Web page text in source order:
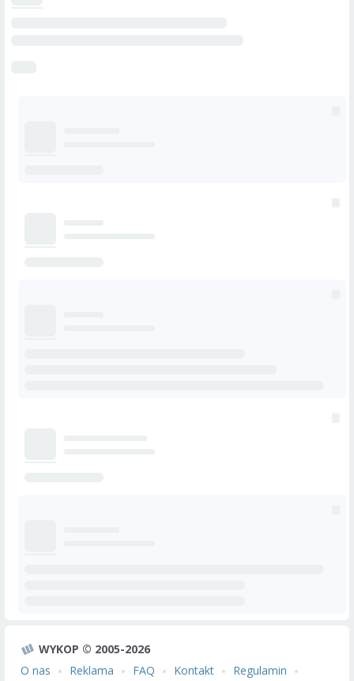
WYKOP © 2005-2026
O nas
Reklama FAQ Kontakt
Regulamin